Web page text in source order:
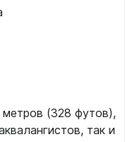
(328 футов),
так и